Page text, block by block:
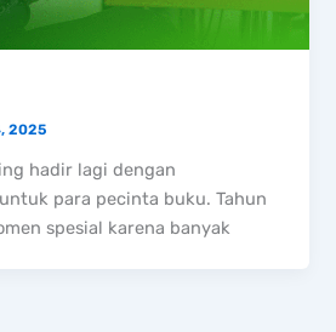
2025
hadir lagi dengan
para pecinta buku. Tahun
spesial karena banyak